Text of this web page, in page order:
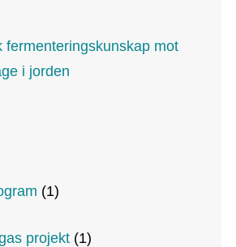
fermenteringskunskap mot
i jorden
(1)
projekt (1)